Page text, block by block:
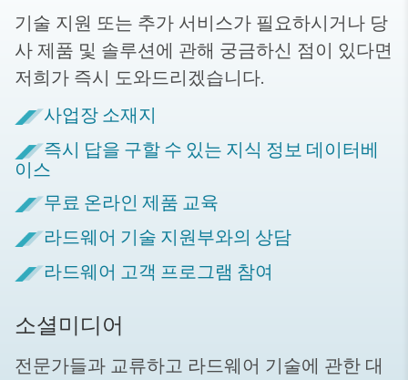
기술 지원 또는 추가 서비스가 필요하시거나 당
사 제품 및 솔루션에 관해 궁금하신 점이 있다면
저희가 즉시 도와드리겠습니다.
사업장 소재지
즉시 답을 구할 수 있는 지식 정보 데이터베
이스
무료 온라인 제품 교육
라드웨어 기술 지원부와의 상담
라드웨어 고객 프로그램 참여
소셜미디어
전문가들과 교류하고 라드웨어 기술에 관한 대